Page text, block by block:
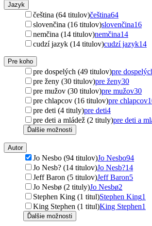
Jazyk
čeština (64 titulov)čeština64
slovenčina (16 titulov)slovenčina16
nemčina (14 titulov)nemčina14
cudzí jazyk (14 titulov)cudzí jazyk14
Pre koho
pre dospelých (49 titulov)pre
pre ženy (30 titulov)pre ženy30
pre mužov (30 titulov)pre mužov30
pre chlapcov (16 titulov)pre chlapcov
pre deti (4 tituly)pre deti4
pre deti a mládež (2 tituly)pre deti a
Ďalšie možnosti
Autor
Jo Nesbo (94 titulov)Jo Nesbo94
Jo Nesb? (14 titulov)Jo Nesb?14
Jeff Baron (5 titulov)Jeff Baron5
Jo Nesbø (2 tituly)Jo Nesbø2
Stephen King (1 titul)Stephen King1
King Stephen (1 titul)King Stephen1
Ďalšie možnosti